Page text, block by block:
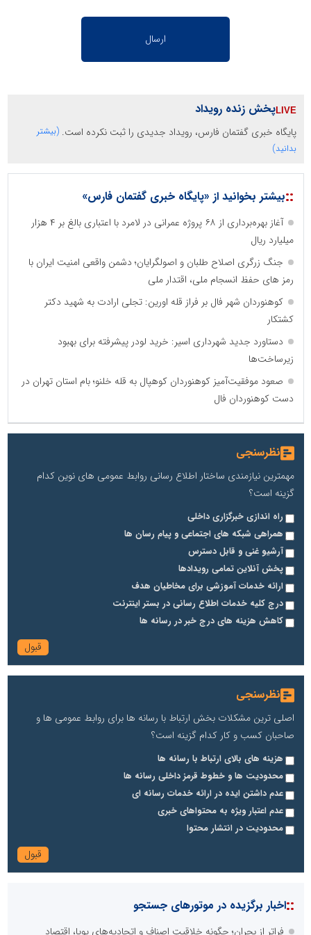
پخش زنده رویداد
پایگاه خبری گفتمان فارس، رویداد جدیدی را ثبت نکرده است. (بیشتر
بدانید)
::بیشتر بخوانید از «پایگاه خبری گفتمان فارس»
آغاز بهره‌برداری از ۶۸ پروژه عمرانی در لامرد با اعتباری بالغ بر ۴ هزار
میلیارد ریال
جنگ زرگری اصلاح طلبان و اصولگرایان؛ دشمن واقعی امنیت ایران با
رمز های حفظ انسجام ملی، اقتدار ملی
کوهنوردان شهر فال بر فراز قله اورین: تجلی ارادت به شهید دکتر
کشتکار
دستاورد جدید شهرداری اسیر: خرید لودر پیشرفته برای بهبود
زیرساخت‌ها
صعود موفقیت‌آمیز کوهنوردان کوهپال به قله خلنو؛ بام استان تهران در
دست کوهنوردان فال
نظرسنجی
مهمترین نیازمندی ساختار اطلاع رسانی روابط عمومی های نوین کدام
گزینه است؟
راه اندازی خبرگزاری داخلی
همراهی شبکه های اجتماعی و پیام رسان ها
آرشیو غنی و قابل دسترس
پخش آنلاین تمامی رویدادها
ارائه خدمات آموزشی برای مخاطیان هدف
درج کلیه خدمات اطلاع رسانی در بستر اینترنت
کاهش هزینه های درج خبر در رسانه ها
نظرسنجی
اصلی ترین مشکلات بخش ارتباط با رسانه ها برای روابط عمومی ها و
صاحبان کسب و کار کدام گزینه است؟
هزینه های بالای ارتباط با رسانه ها
محدودیت ها و خطوط قرمز داخلی رسانه ها
عدم داشتن ایده در ارائه خدمات رسانه ای
عدم اعتبار ویژه به محتواهای خبری
محدودیت در انتشار محتوا
::اخبار برگزیده در موتورهای جستجو
فراتر از بحران؛ چگونه خلاقیتِ اصناف و اتحادیه‌های پویا، اقتصاد